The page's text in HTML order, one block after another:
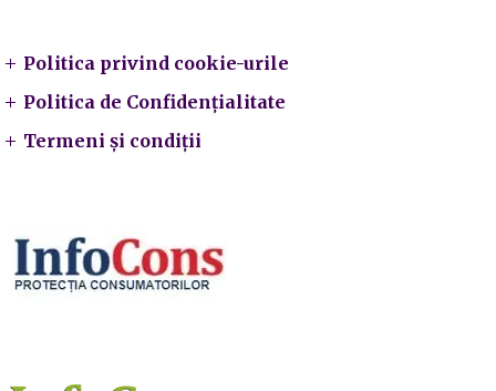
Politica privind cookie-urile
Politica de Confidențialitate
Termeni și condiții